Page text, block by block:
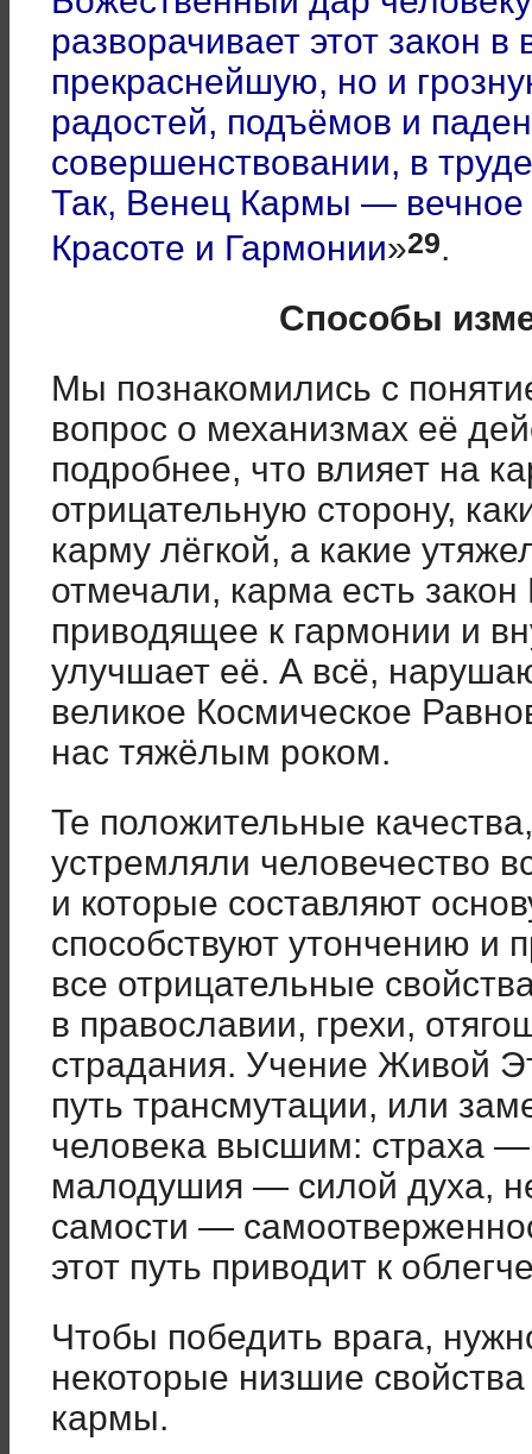
разворачивает этот закон
прекраснейшую, но и
радостей, подъёмов и
совершенствовании, в
Так, Венец Кармы —
Красоте и Гармонии»29.
Способы
Мы познакомились с
вопрос о механизмах её
подробнее, что влияет на
отрицательную сторону,
карму лёгкой, а какие
отмечали, карма есть
приводящее к гармонии и
улучшает её. А всё,
великое Космическое
нас тяжёлым роком.
Те положительные
устремляли человечество
и которые составляют
способствуют утончению и
все отрицательные
в православии, грехи,
страдания. Учение Живой
путь трансмутации, или
человека высшим: страха
малодушия — силой духа,
самости —
этот путь приводит к
Чтобы победить врага,
некоторые низшие
кармы.